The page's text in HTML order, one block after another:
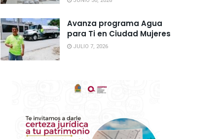
Avanza programa Agua
para Ti en Ciudad Mujeres
JULIO 7, 2026